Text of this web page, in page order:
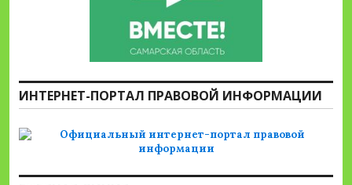
ИНТЕРНЕТ-ПОРТАЛ ПРАВОВОЙ ИНФОРМАЦИИ